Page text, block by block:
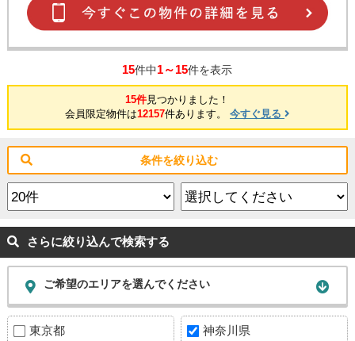
15件中1～15件を表示
15件見つかりました！
会員限定物件は12157件あります。 今すぐ見る
条件を絞り込む
さらに絞り込んで検索する
ご希望のエリアを選んでください
東京都 神奈川県